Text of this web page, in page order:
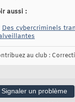
aussi :
Des cybercriminels
au club :
Signaler un problème